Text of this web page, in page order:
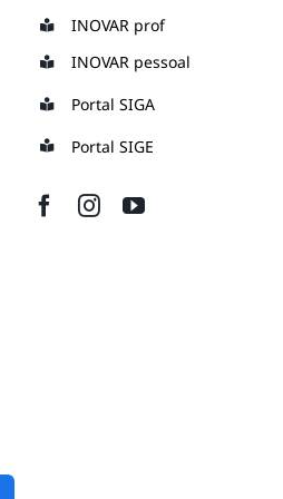
INOVAR prof
INOVAR pessoal
Portal SIGA
Portal SIGE